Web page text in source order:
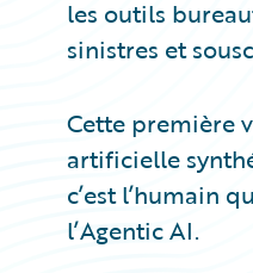
les outils
sinistres et
Cette première
artificielle
c’est l’humain
l’Agentic AI.